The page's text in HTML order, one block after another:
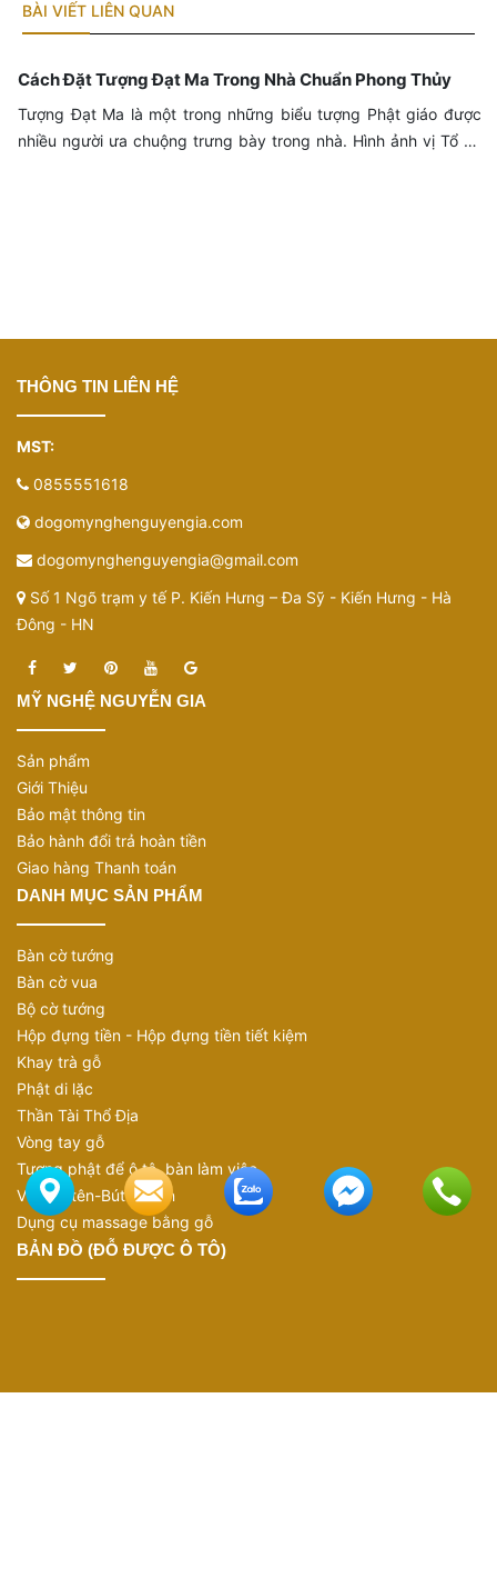
BÀI VIẾT LIÊN QUAN
cho sức mạnh tinh thần, sự may mắn và bình an.
THÔNG TIN LIÊN HỆ
MST:
0855551618
dogomynghenguyengia.com
dogomynghenguyengia@gmail.com
Số 1 Ngõ trạm y tế P. Kiến Hưng – Đa Sỹ - Kiến Hưng - Hà
Đông - HN
MỸ NGHỆ NGUYỄN GIA
Sản phẩm
Giới Thiệu
Bảo mật thông tin
Bảo hành đổi trả hoàn tiền
Giao hàng Thanh toán
DANH MỤC SẢN PHẨM
Bàn cờ tướng
Bàn cờ vua
Bộ cờ tướng
Hộp đựng tiền - Hộp đựng tiền tiết kiệm
Khay trà gỗ
Phật di lặc
Thần Tài Thổ Địa
Vòng tay gỗ
Tượng phật để ô tô, bàn làm việc
Viết ký tên-Bút ký tên
Dụng cụ massage bằng gỗ
BẢN ĐỒ (ĐỖ ĐƯỢC Ô TÔ)